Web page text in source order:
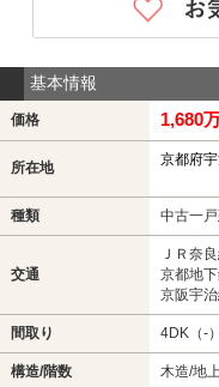
基本情報
価格 1,680
所在地 京都府
種類 中古一
交通
ＪＲ奈
京都地
京阪宇
間取り 4DK（-）
構造/階数 木造/地